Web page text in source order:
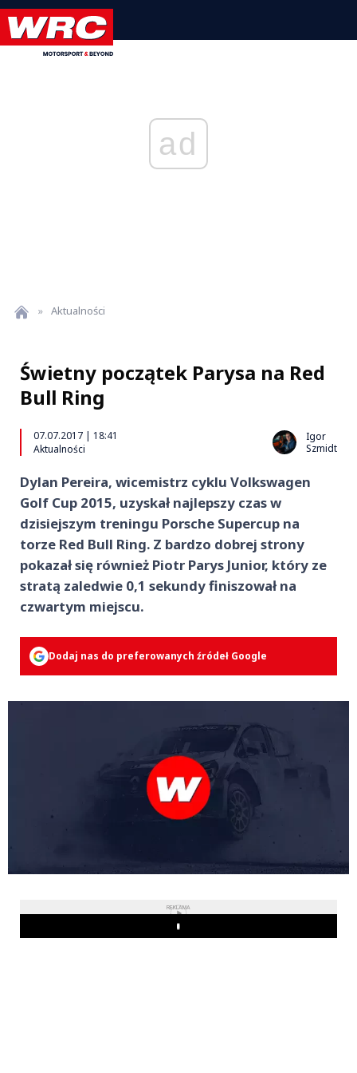
ad
» Aktualności
Świetny początek Parysa na Red
Bull Ring
07.07.2017 | 18:41
Aktualności
Igor
Szmidt
Dylan Pereira, wicemistrz cyklu Volkswagen
Golf Cup 2015, uzyskał najlepszy czas w
dzisiejszym treningu Porsche Supercup na
torze Red Bull Ring. Z bardzo dobrej strony
pokazał się również Piotr Parys Junior, który ze
stratą zaledwie 0,1 sekundy finiszował na
czwartym miejscu.
Dodaj nas do preferowanych źródeł Google
REKLAMA
Play